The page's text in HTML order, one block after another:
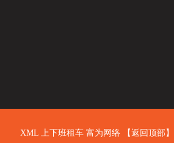
XML 上下班租车 富为网络 【返回顶部】